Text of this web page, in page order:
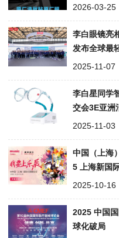
2026-03-25
李白眼镜亮
发布全球最
2025-11-07
李白星同学
交会3E亚洲
2025-11-03
中国（上海
5 上海新国
2025-10-16
2025 中国
球化破局